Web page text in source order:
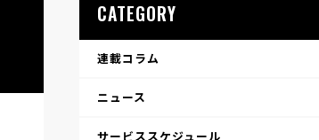
CATEGORY
連載コラム
ニュース
サービススケジュール